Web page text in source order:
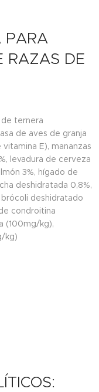
PARA
RAZAS DE
ternera
de aves de granja
E), mananzas
levadura de cerveza
3%, hígado de
deshidratada 0,8%,
deshidratado
condroitina
(100mg/kg),
kg)